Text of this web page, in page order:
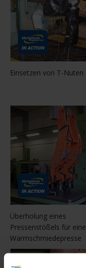
Einsetzen von T-Nuten
Überholung eines
Pressenstößels für eine
Warmschmiedepresse